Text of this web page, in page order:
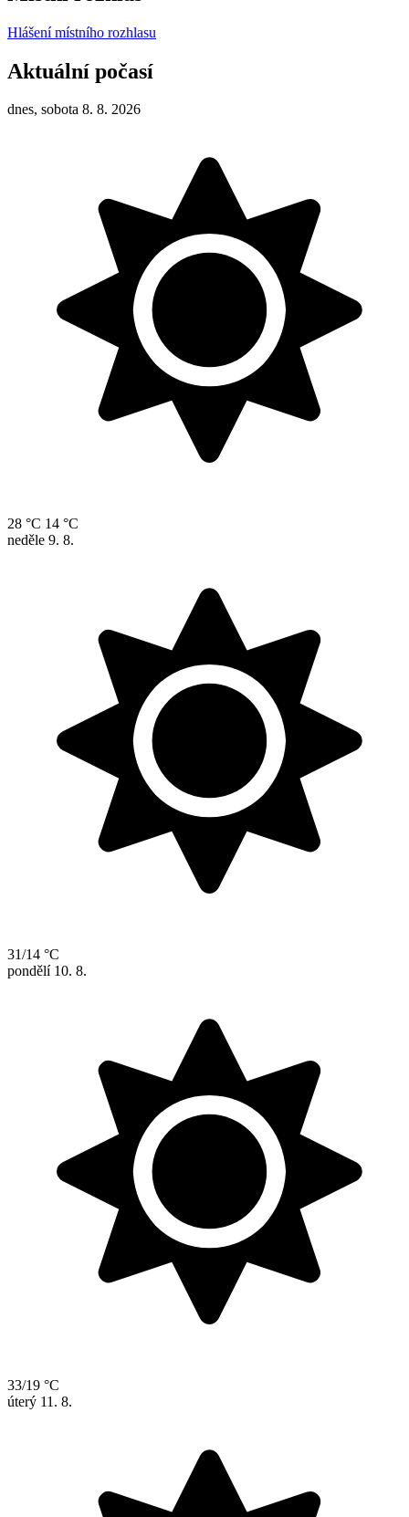
Hlášení místního rozhlasu
Aktuální počasí
dnes, sobota 8. 8. 2026
28 °C 14 °C
neděle 9. 8.
31/14 °C
pondělí 10. 8.
33/19 °C
úterý 11. 8.